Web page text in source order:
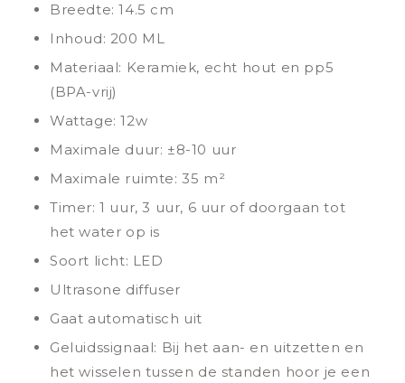
Breedte: 14.5 cm
Inhoud: 200 ML
Materiaal: Keramiek, echt hout en pp5
(BPA-vrij)
Wattage: 12w
Maximale duur: ±8-10 uur
Maximale ruimte: 35 m²
Timer: 1 uur, 3 uur, 6 uur of doorgaan tot
het water op is
Soort licht: LED
Ultrasone diffuser
Gaat automatisch uit
Geluidssignaal: Bij het aan- en uitzetten en
het wisselen tussen de standen hoor je een